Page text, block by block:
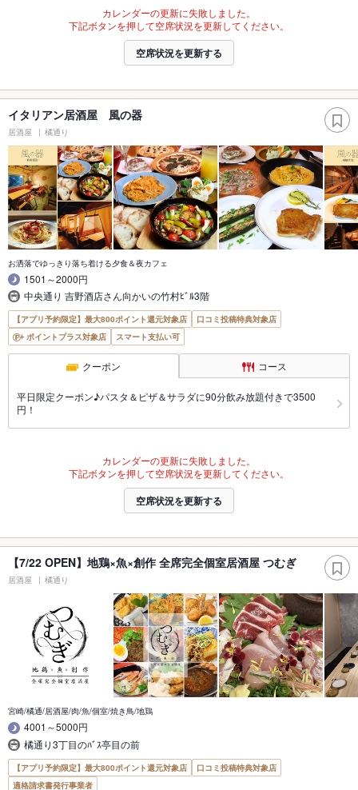
カレンダーの更新に失敗しました。
下記ボタンを押して空席状況を更新してください。
空席状況を更新する
イタリアン居酒屋 風の器
居酒屋 橘通り
お洒落でゆっきり落ち着ける夕食＆夜カフェ
1501～2000円
中央通り 吉野酒店さん向かいの竹村ﾋﾞﾙ3階
【アプリ予約限定】最大800ポイント還元対象店
口コミ投稿特典対象店
ポイントプラス対象店
スマート支払い可
クーポン コース
平日限定クーポン♪パスタ＆ピザ＆サラダに90分飲み放題付きで3500
円！
カレンダーの更新に失敗しました。
下記ボタンを押して空席状況を更新してください。
空席状況を更新する
【7/22 OPEN】地鶏×魚×創作 全席完全個室居酒屋 つむぎ
居酒屋 橘通り
宮崎/橘通/居酒屋/肉/魚/個室/焼き鳥/地鶏
4001～5000円
橘通り3丁目のﾊﾞｽ亭目の前
【アプリ予約限定】最大800ポイント還元対象店
口コミ投稿特典対象店
適格請求書発行事業者